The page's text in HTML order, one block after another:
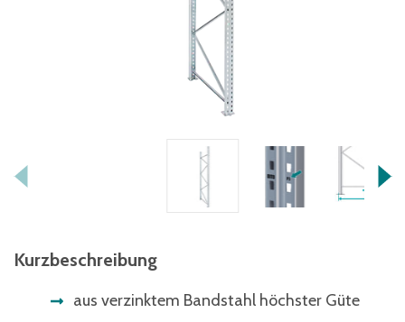
Kurzbeschreibung
aus verzinktem Bandstahl höchster Güte